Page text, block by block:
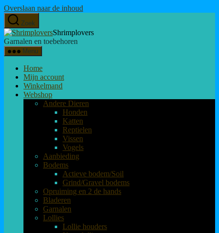
Overslaan naar de inhoud
Zoek
Shrimplovers
Garnalen en toebehoren
Menu
Home
Mijn account
Winkelmand
Webshop
Andere Dieren
Honden
Katten
Reptielen
Vissen
Vogels
Aanbieding
Bodems
Actieve bodem/Soil
Grind/Gravel bodems
Opruiming en 2 de hands
Bladeren
Garnalen
Lollies
Lollie houders